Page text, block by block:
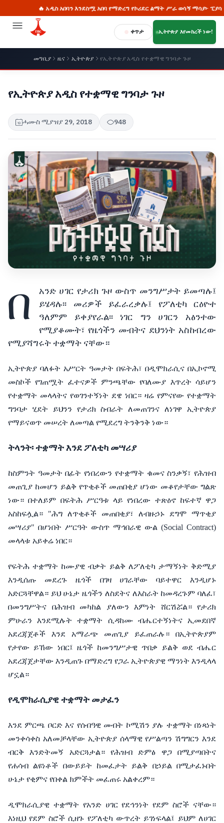
🔥 አዲስ አበባን እንደስሟ አበባ የማድረግ የኮሪደር ልማት ሥራ ወሳኝ ማሳያ፦ ፒያሳ
ቀጥታ ኢትዮጵያ እየመከረች ነው!
መግቢያ ዜና ኢትዮጵያ የኢትዮጵያ አዲስ የተቋማዊ ግንባታ ጉዞ
የኢትዮጵያ አዲስ የተቋማዊ ግንባታ ጉዞ
ሓሙስ ሚያዝያ 29, 2018 948
በ አንድ ሀገር የታሪክ ጉዞ ውስጥ መንግሥታት ይመጣሉ፤
ይሄዳሉ፡፡
መሪዎች ይፈራረቃሉ፤ የፖለቲካ
ርዕዮተ
ዓለምም
ይቀያየራል፡፡ ነገር ግን ሀገርን
አፅንተው
የሚያቆሙት፣ የዜጎችን መብትና ደህንነት አስከብረው
የሚያሻግሩት ተቋማት ናቸው።
ኢትዮጵያ ባለፉት አሥርት ዓመታት በፍትሕ፣ በዲሞክራሲና በኢኮኖሚ
መስኮች የገጠሟት ፈተናዎች ምንጫቸው የባለሙያ እጥረት ሳይሆን
የተቋማት መላላትና የወገንተኝነት ደዌ ነበር። ዛሬ የምናየው የተቋማት
ግንባታ
ሂደት ይህንን የታሪክ ስብራት ለመጠገንና ለነገዋ
ኢትዮጵያ
የማይናወጥ መሠረት ለመጣል የሚደረግ ትንቅንቅ ነው።
ትላንት፡ ተቋማት እንደ ፖለቲካ መሣሪያ
ከስምንት ዓመታት በፊት የነበረውን የተቋማት ቁመና ስንቃኝ፣ የሕዝብ
መጠጊያ ከመሆን ይልቅ የጥቂቶች መጠበቂያ ሆነው መቆየታቸው ግልጽ
ነው። በተለይም በፍትሕ ሥርዓቱ ላይ የነበረው ተጽዕኖ ከፍተኛ ዋጋ
አስከፍሏል። "ሕግ ለጥቂቶች መጠበቂያ፣ ለብዙኃኑ ደግሞ ማጥቂያ
መሣሪያ" በሆነበት ሥርዓት ውስጥ ማኅበራዊ ውል (Social Contract)
መላላቱ አይቀሬ ነበር።
የፍትሕ ተቋማት ከሙያዊ ብቃት ይልቅ ለፖለቲካ ታማኝነት ቅድሚያ
እንዲሰጡ
መደረጉ ዜጎች በገዛ ሀገራቸው ባይተዋር
እንዲሆኑ
አድርጓቸዋል። ይህ ሁኔታ ዜጎችን ለስደትና ለእስራት ከመዳረጉም ባለፈ፣
በመንግሥትና
በሕዝብ መካከል ያለውን እምነት ሸርሽሯል።
የታሪክ
ምሁራን
እንደሚሉት ተቋማት ሲዳከሙ ብሔርተኝነትና
ኢመደበኛ
አደረጃጀቶች
እንደ አማራጭ መጠጊያ ይፈጠራሉ።
በኢትዮጵያም
የታየው ይኸው ነበር፤ ዜጎች ከመንግሥታዊ ጥበቃ ይልቅ ወደ ብሔር
አደረጃጀታቸው እንዲጠጉ በማድረግ የጋራ ኢትዮጵያዊ ማንነት እንዲላላ
ሆኗል።
የዲሞክራሲያዊ ተቋማት መታፈን
እንደ ምርጫ ቦርድ እና የሰብዓዊ መብት ኮሚሽን ያሉ ተቋማት በነጻነት
መንቀሳቀስ አለመቻላቸው ኢትዮጵያ ሰላማዊ የሥልጣን ሽግግርን እንደ
ብርቅ
እንድትመኝ አድርጓታል። የሕዝብ ድምፅ ዋጋ
በሚያጣበትና
የሐሳብ ልዩነቶች በውይይት ከመፈታት ይልቅ በኃይል በሚታፈኑበት
ሁኔታ የቂምና የበቀል ክምችት መፈጠሩ አልቀረም።
ዲሞክራሲያዊ ተቋማት የአንድ ሀገር የደኅንነት የደም ስሮች ናቸው።
እነዚህ የደም ስሮች ሲዘጉ የፖለቲካ ውጥረት ይገነፍላል፤ ይህም ለሀገር